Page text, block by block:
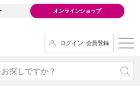
オンラインショップ
ログイン･会員登録